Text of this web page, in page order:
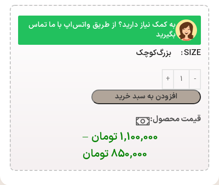
به کمک نیاز دارید؟ از طریق واتس‌اپ با ما تماس
بگیرید
SIZE بزرگکوچک
افزودن به سبد خرید
قیمت محصول:​
1,100,000تومان –
850,000تومان